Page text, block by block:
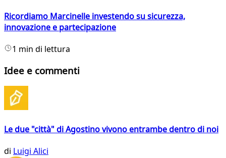
Ricordiamo Marcinelle investendo su sicurezza,
innovazione e partecipazione
1 min di lettura
Idee e commenti
Le due "città" di Agostino vivono entrambe dentro di noi
di Luigi Alici